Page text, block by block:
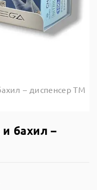
– диспенсер ТМ
бахил –